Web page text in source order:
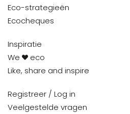
Eco-strategieën
Ecocheques
Inspiratie
We
eco
Like, share and inspire
Registreer / Log in
Veelgestelde vragen